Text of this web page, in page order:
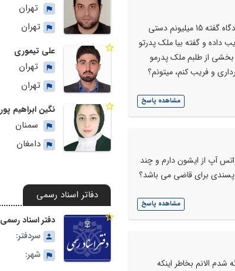
سلام وقت بخیر من طلبکارم دارم که ازم شکایت کرده و طلبش تقریباً 30 میلیونه ولی تو دادگاه گفته 15 میلیونم دستی
داده و گفته بیا ملک پدرتو
بخشی از طلبم ملک پدرمو
و فریب کنم، میتونم؟
مشاهده پاسخ
آپ از ایشون دارم و چند
برای قاضی می باشد؟
مشاهده پاسخ
الانم بخاطر اینکه
تهران
تهران
علی تیموری
تهران
تهران
نگین ابراهیم پور
سمنان
دامغان
دفاتر اسناد رسمی
دفتر اسناد رسمی 337 نظر آباد
سردفتر:
شهر: